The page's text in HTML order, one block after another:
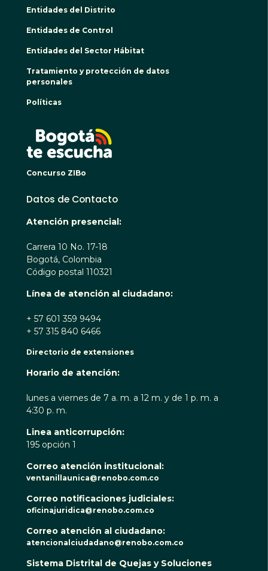
Entidades del Distrito
Entidades de Control
Entidades del Sector Hábitat
Tratamiento y protección de datos
personales
Políticas
Concurso ZIBo
Datos de Contacto
Atención presencial:
Carrera 10 No. 17-18
Bogotá, Colombia
Código postal 110321
Línea de atención al ciudadano:
+ 57 601 359 9494
+ 57 315 840 6466
Directorio de extensiones
Horario de atención:
lunes a viernes de 7 a. m. a 12 m. y de 1 p. m. a
4:30 p. m.
Linea anticorrupción:
195 opción 1
Correo atención institucional:
ventanillaunica@renobo.com.co
Correo notificaciones judiciales:
oficinajuridica@renobo.com.co
Correo atención al ciudadano:
atencionalciudadano@renobo.com.co
Sistema Distrital de Quejas y Soluciones